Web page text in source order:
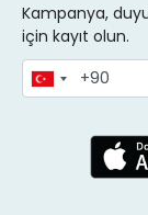
Kampanya,
için kayıt olun.